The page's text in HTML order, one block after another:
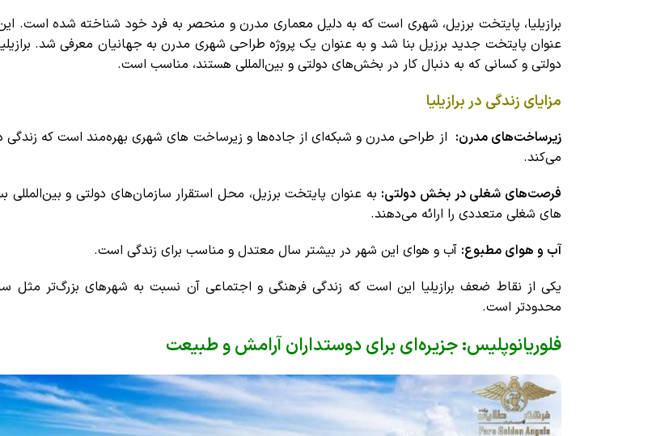
عنوان پایتخت جدید برزیل بنا شد و به عنوان یک پروژه طراحی شهری مدرن به جهانیان معرفی شد.
دولتی و کسانی که به دنبال کار در بخش‌های دولتی و بین‌المللی هستند، مناسب است.
مزایای زندگی در برازیلیا
زیرساخت‌های مدرن: از طراحی مدرن و شبکه‌ای از جاده‌ها و زیرساخت ‌های شهری بهره‌مند است که زندگی
می‌کند.
فرصت‌های شغلی در بخش دولتی: به عنوان پایتخت برزیل، محل استقرار سازمان‌های دولتی و
‌های شغلی متعددی را ارائه می‌دهند.
آب و هوای مطبوع: آب و هوای این شهر در بیشتر سال معتدل و مناسب برای زندگی است.
یکی از نقاط ضعف برازیلیا این است که زندگی فرهنگی و اجتماعی آن نسبت به شهرهای بزرگ‌تر مثل
محدودتر است.
فلوریانوپلیس: جزیره‌ای برای دوستداران آرامش و طبیعت